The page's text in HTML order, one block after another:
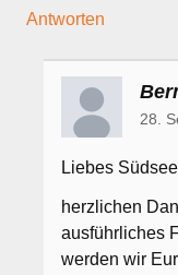
Antworten
28.
Liebes
herzlichen
ausführliches
werden wir